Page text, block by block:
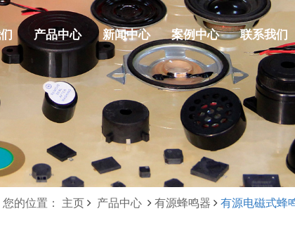
产品中心 新闻中心 案例中心 联系我们
您的位置： 主页 产品中心 有源蜂鸣器 有源电磁式蜂